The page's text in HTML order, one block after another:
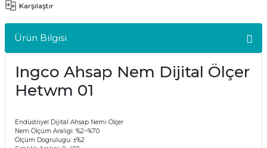
Karşılaştır
Ürün Bilgisi
Ingco Ahsap Nem Dijital Ölçer
Hetwm 01
Endüstriyel Dijital Ahsap Nemi Ölçer
Nem Ölçüm Araligi: %2~%70
Ölçüm Dogrulugu: ±%2